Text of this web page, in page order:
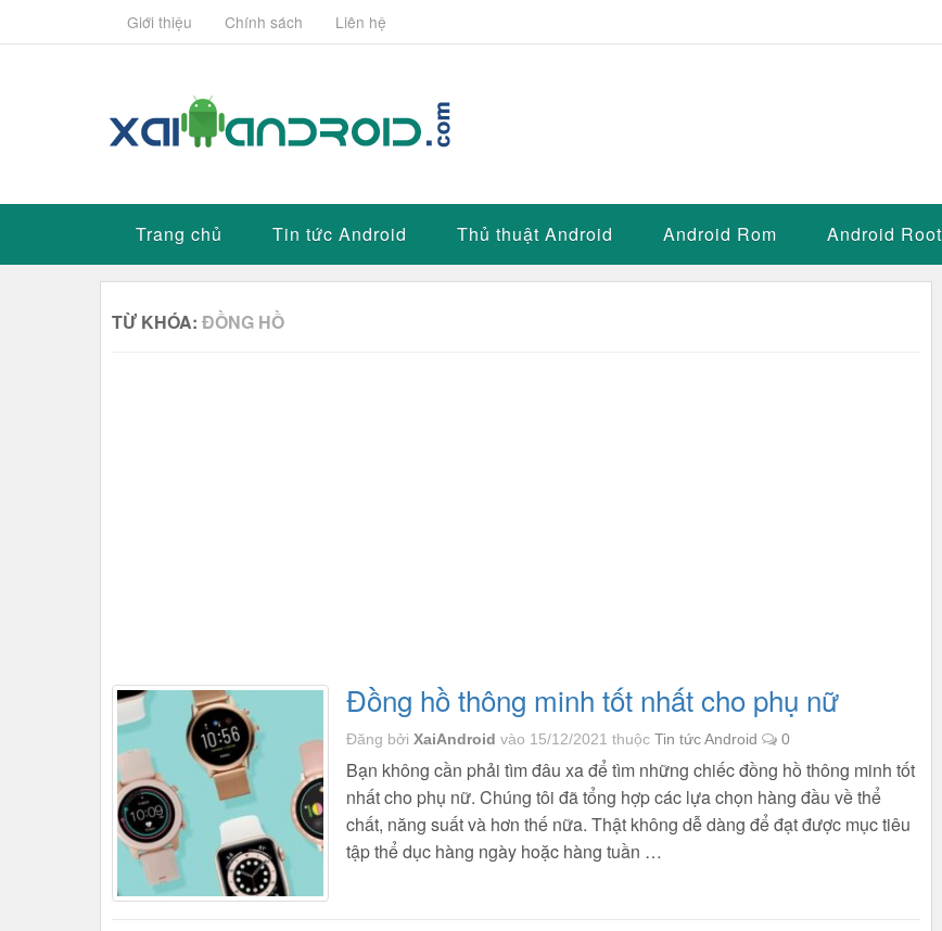
Giới thiệu Chính sách Liên hệ
Trang chủ Tin tức Android Thủ thuật Android Android Rom Android Root
TỪ KHÓA: ĐỒNG HỒ
Đồng hồ thông minh tốt nhất cho phụ nữ
Đăng bởi XaiAndroid vào 15/12/2021 thuộc Tin tức Android 0
Bạn không cần phải tìm đâu xa để tìm những chiếc đồng hồ thông minh tốt
nhất cho phụ nữ. Chúng tôi đã tổng hợp các lựa chọn hàng đầu về thể
chất, năng suất và hơn thế nữa. Thật không dễ dàng để đạt được mục tiêu
tập thể dục hàng ngày hoặc hàng tuần …